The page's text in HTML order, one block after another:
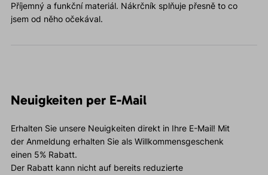
Příjemný a funkční materiál. Nákrčník splňuje přesně to co
jsem od něho očekával.
Neuigkeiten per E-Mail
Erhalten Sie unsere Neuigkeiten direkt in Ihre E-Mail! Mit
der Anmeldung erhalten Sie als Willkommensgeschenk
einen 5% Rabatt.
Der Rabatt kann nicht auf bereits reduzierte